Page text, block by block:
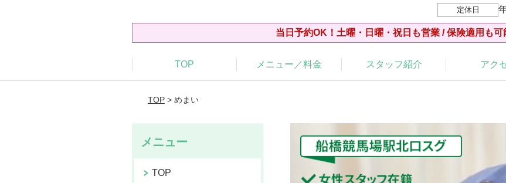
定休日
当日予約OK！土曜・日曜・祝日も営業 / 保険適用も可
TOP メニュー／料金 スタッフ紹介 アク
TOP> めまい
メニュー
TOP